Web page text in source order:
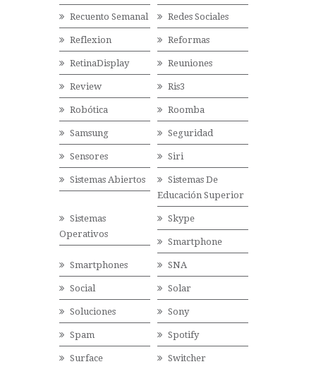
Recuento Semanal Redes Sociales
Reflexion Reformas
RetinaDisplay Reuniones
Review Ris3
Robótica Roomba
Samsung Seguridad
Sensores Siri
Sistemas Abiertos
Sistemas De
Educación Superior
Sistemas
Operativos
Skype
Smartphone
Smartphones SNA
Social Solar
Soluciones Sony
Spam Spotify
Surface Switcher